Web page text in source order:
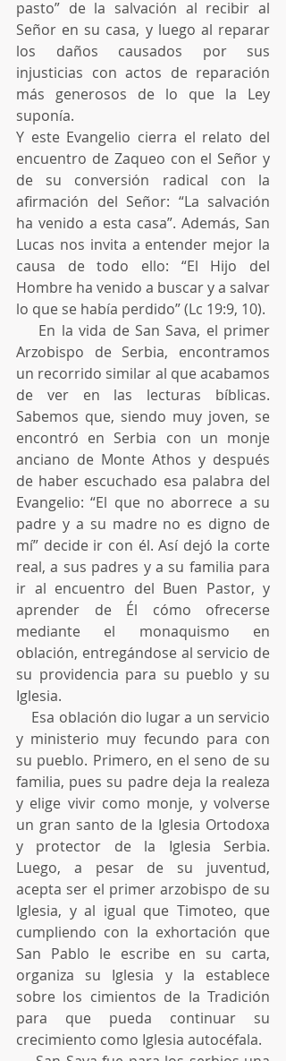
pasto” de la salvación al recibir al
Señor en su casa, y luego al reparar
los daños causados por sus
injusticias con actos de reparación
más generosos de lo que la Ley
suponía.
Y este Evangelio cierra el relato del
encuentro de Zaqueo con el Señor y
de su conversión radical con la
afirmación del Señor: “La salvación
ha venido a esta casa”. Además, San
Lucas nos invita a entender mejor la
causa de todo ello: “El Hijo del
Hombre ha venido a buscar y a salvar
lo que se había perdido” (Lc 19:9, 10).
Arzobispo de Serbia, encontramos
un recorrido similar al que acabamos
de ver en las lecturas bíblicas.
Sabemos que, siendo muy joven, se
encontró en Serbia con un monje
anciano de Monte Athos y después
de haber escuchado esa palabra del
Evangelio: “El que no aborrece a su
padre y a su madre no es digno de
mí” decide ir con él. Así dejó la corte
real, a sus padres y a su familia para
ir al encuentro del Buen Pastor, y
aprender de Él cómo ofrecerse
mediante el monaquismo en
oblación, entregándose al servicio de
su providencia para su pueblo y su
Iglesia.
y ministerio muy fecundo para con
su pueblo. Primero, en el seno de su
familia, pues su padre deja la realeza
y elige vivir como monje, y volverse
un gran santo de la Iglesia Ortodoxa
y protector de la Iglesia Serbia.
Luego, a pesar de su juventud,
acepta ser el primer arzobispo de su
Iglesia, y al igual que Timoteo, que
cumpliendo con la exhortación que
San Pablo le escribe en su carta,
organiza su Iglesia y la establece
sobre los cimientos de la Tradición
para que pueda continuar su
crecimiento como Iglesia autocéfala.